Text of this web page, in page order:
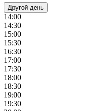
Другой день
14:00
14:30
15:00
15:30
16:30
17:00
17:30
18:00
18:30
19:00
19:30